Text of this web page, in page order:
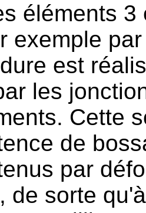
éléments
exemple
est
les
Cette
de
par
de sorte